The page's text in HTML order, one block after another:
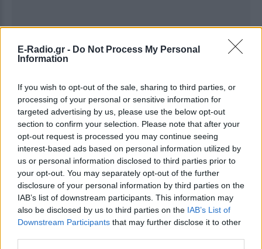
E-Radio.gr - Do Not Process My Personal
Information
If you wish to opt-out of the sale, sharing to third parties, or
processing of your personal or sensitive information for
targeted advertising by us, please use the below opt-out
section to confirm your selection. Please note that after your
opt-out request is processed you may continue seeing
interest-based ads based on personal information utilized by
us or personal information disclosed to third parties prior to
your opt-out. You may separately opt-out of the further
disclosure of your personal information by third parties on the
IAB’s list of downstream participants. This information may
also be disclosed by us to third parties on the IAB’s List of
Downstream Participants that may further disclose it to other
Ακολουθήστε το E-Radio.gr στο
Για ακόμη περισσότερανέα, μπείτε στην ροή
ειδήσεωντου E-Daily.gr
Ακολουθήστε το E-Radio.gr και στο Instagram
ΔΙΑΦΗΜΙΣΗ